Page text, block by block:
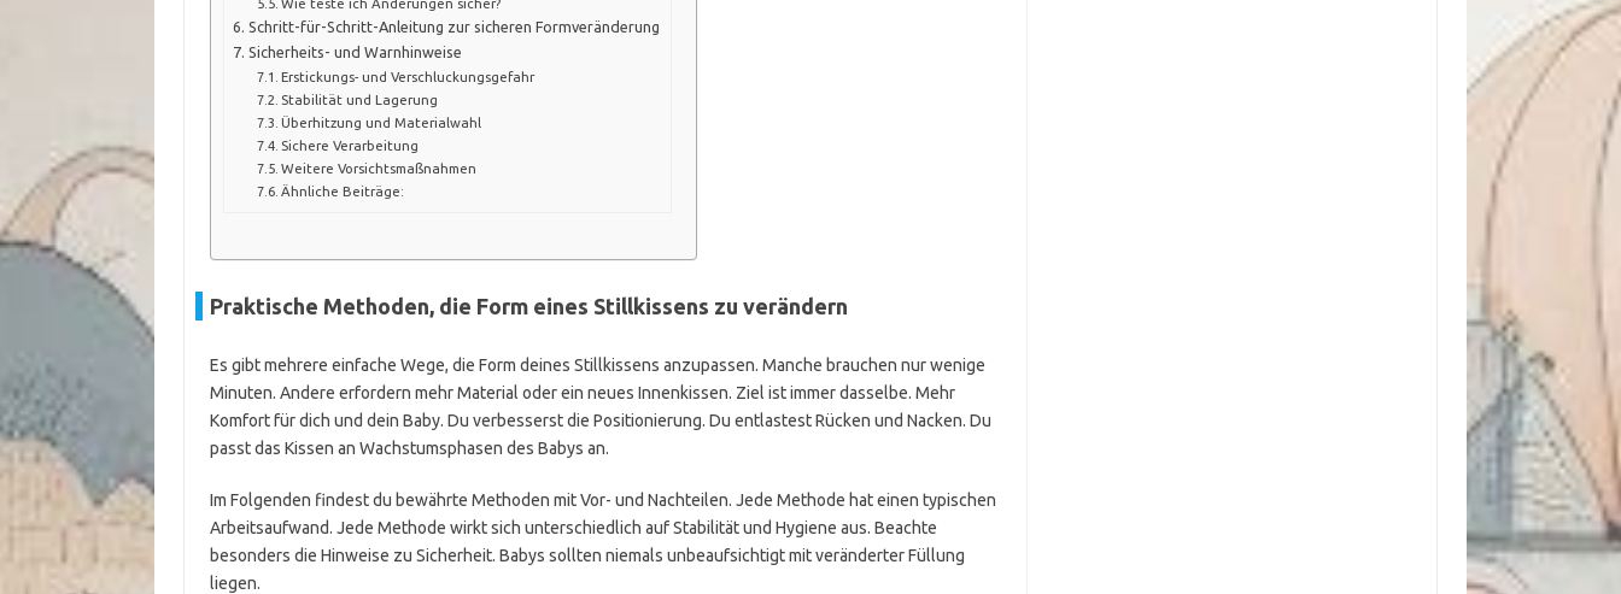
Wie teste ich Änderungen sicher?
Schritt-für-Schritt-Anleitung zur sicheren Formveränderung
Sicherheits- und Warnhinweise
Erstickungs- und Verschluckungsgefahr
Stabilität und Lagerung
Überhitzung und Materialwahl
Sichere Verarbeitung
Weitere Vorsichtsmaßnahmen
Ähnliche Beiträge:
Praktische Methoden, die Form eines Stillkissens zu verändern
Es gibt mehrere einfache Wege, die Form deines Stillkissens anzupassen. Manche brauchen nur wenige
Minuten. Andere erfordern mehr Material oder ein neues Innenkissen. Ziel ist immer dasselbe. Mehr
Komfort für dich und dein Baby. Du verbesserst die Positionierung. Du entlastest Rücken und Nacken. Du
passt das Kissen an Wachstumsphasen des Babys an.
Im Folgenden findest du bewährte Methoden mit Vor- und Nachteilen. Jede Methode hat einen typischen
Arbeitsaufwand. Jede Methode wirkt sich unterschiedlich auf Stabilität und Hygiene aus. Beachte
besonders die Hinweise zu Sicherheit. Babys sollten niemals unbeaufsichtigt mit veränderter Füllung
liegen.